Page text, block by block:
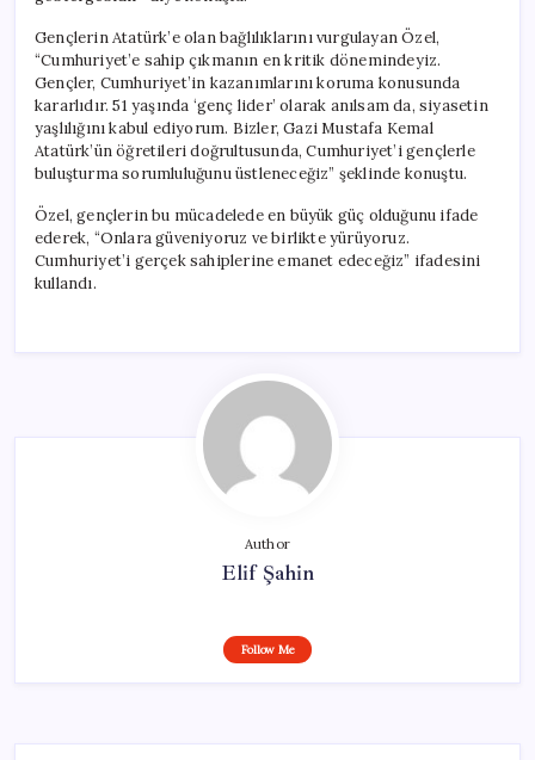
Gençlerin Atatürk’e olan bağlılıklarını vurgulayan Özel,
“Cumhuriyet’e sahip çıkmanın en kritik dönemindeyiz.
Gençler, Cumhuriyet’in kazanımlarını koruma konusunda
kararlıdır. 51 yaşında ‘genç lider’ olarak anılsam da, siyasetin
yaşlılığını kabul ediyorum. Bizler, Gazi Mustafa Kemal
Atatürk’ün öğretileri doğrultusunda, Cumhuriyet’i gençlerle
buluşturma sorumluluğunu üstleneceğiz” şeklinde konuştu.
Özel, gençlerin bu mücadelede en büyük güç olduğunu ifade
ederek, “Onlara güveniyoruz ve birlikte yürüyoruz.
Cumhuriyet’i gerçek sahiplerine emanet edeceğiz” ifadesini
kullandı.
Author
Elif Şahin
Follow Me